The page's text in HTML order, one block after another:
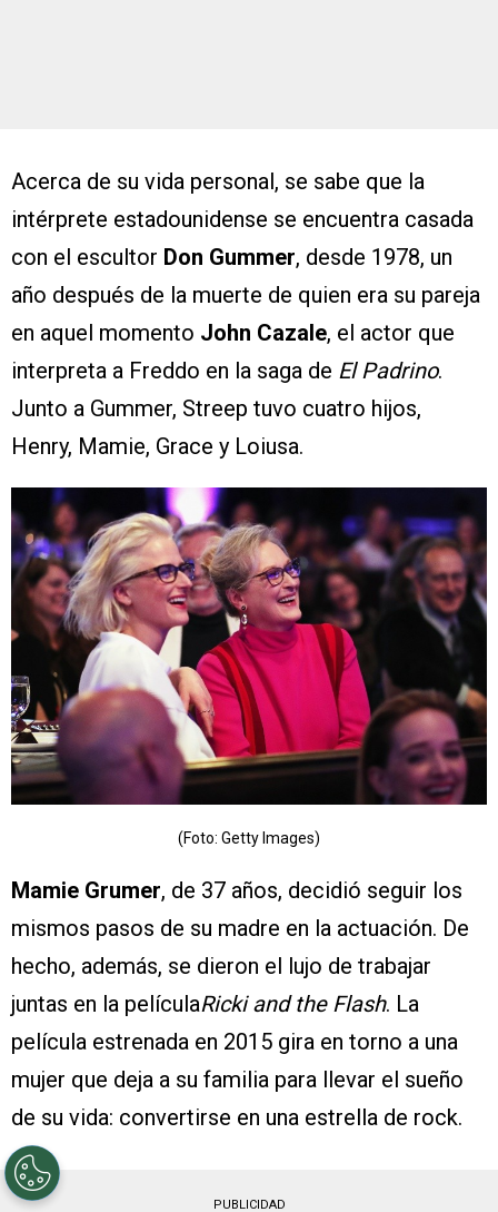
Acerca de su vida personal, se sabe que la
intérprete estadounidense se encuentra casada
con el escultor Don Gummer, desde 1978, un
año después de la muerte de quien era su pareja
en aquel momento John Cazale, el actor que
interpreta a Freddo en la saga de El Padrino.
Junto a Gummer, Streep tuvo cuatro hijos,
Henry, Mamie, Grace y Loiusa.
(Foto: Getty Images)
Mamie Grumer, de 37 años, decidió seguir los
mismos pasos de su madre en la actuación. De
hecho, además, se dieron el lujo de trabajar
juntas en la películaRicki and the Flash. La
película estrenada en 2015 gira en torno a una
mujer que deja a su familia para llevar el sueño
de su vida: convertirse en una estrella de rock.
PUBLICIDAD